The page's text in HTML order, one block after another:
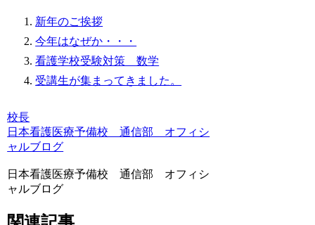
新年のご挨拶
今年はなぜか・・・
看護学校受験対策 数学
受講生が集まってきました。
校長
日本看護医療予備校 通信部 オフィシ
ャルブログ
日本看護医療予備校 通信部 オフィシ
ャルブログ